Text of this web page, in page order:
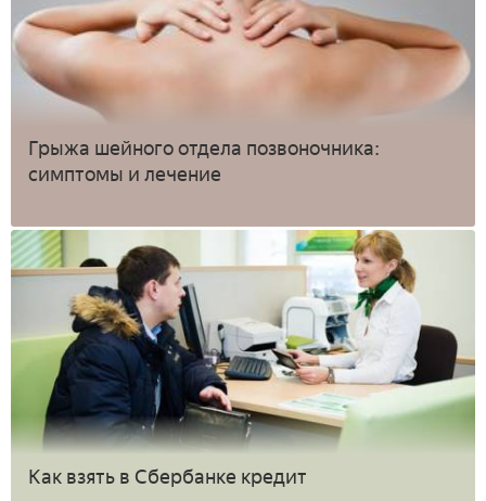
Грыжа шейного отдела позвоночника:
симптомы и лечение
Как взять в Сбербанке кредит